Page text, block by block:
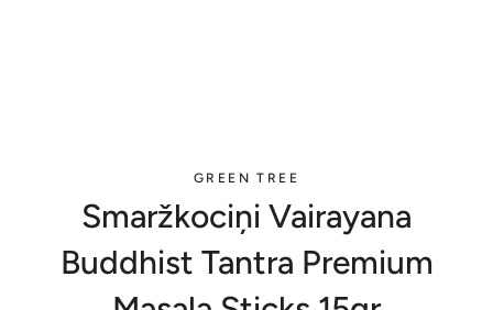
GREEN TREE
Smaržkociņi Vairayana
Buddhist Tantra Premium